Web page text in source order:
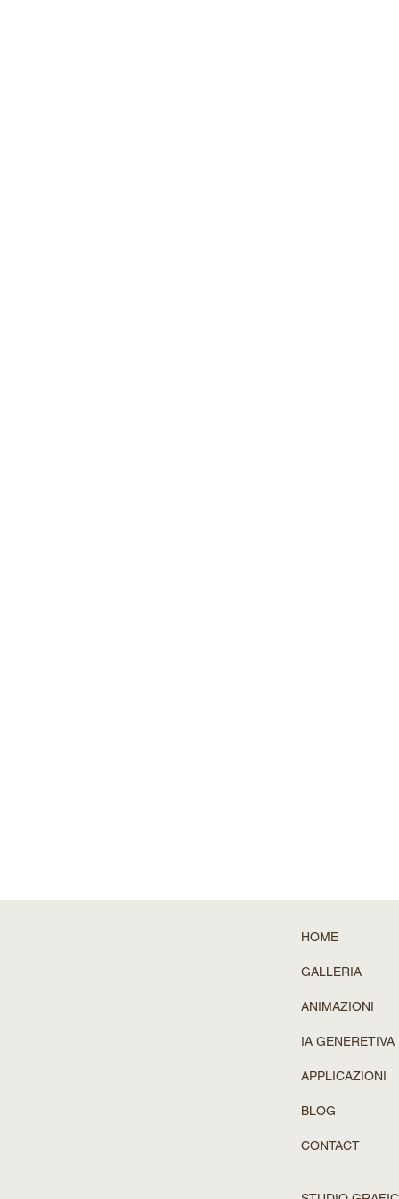
HOME
GALLERIA
ANIMAZIONI
IA GENERETIVA
APPLICAZIONI
BLOG
CONTACT